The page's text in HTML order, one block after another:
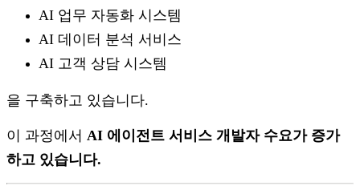
AI 업무 자동화 시스템
AI 데이터 분석 서비스
AI 고객 상담 시스템
을 구축하고 있습니다.
이 과정에서 AI 에이전트 서비스 개발자 수요가 증가
하고 있습니다.